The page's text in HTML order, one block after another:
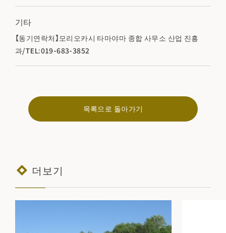
기타
【동기연락처】모리오카시 타마야마 종합 사무소 산업 진흥
과/TEL:019-683-3852
목록으로 돌아가기
더보기